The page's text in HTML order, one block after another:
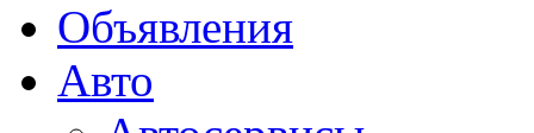
Объявления
Авто